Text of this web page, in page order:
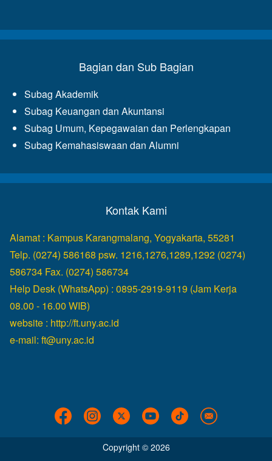
Bagian dan Sub Bagian
Subag Akademik
Subag Keuangan dan Akuntansi
Subag Umum, Kepegawaian dan Perlengkapan
Subag Kemahasiswaan dan Alumni
Kontak Kami
Alamat : Kampus Karangmalang, Yogyakarta, 55281
Telp. (0274) 586168 psw. 1216,1276,1289,1292 (0274)
586734 Fax. (0274) 586734
Help Desk (WhatsApp) : 0895-2919-9119 (Jam Kerja
08.00 - 16.00 WIB)
website : http://ft.uny.ac.id
e-mail: ft@uny.ac.id
Copyright © 2026